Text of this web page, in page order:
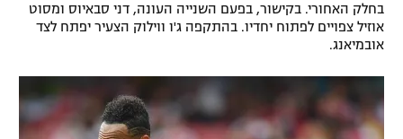
הצטרפות לחבילת הערוצים
תגיות
בחלק האחורי. בקישור, בפעם השנייה העונה, דני סבאיוס ומסוט
אוזיל צפויים לפתוח יחדיו. בהתקפה ג'ו ווילוק הצעיר יפתח לצד
אובמיאנג.